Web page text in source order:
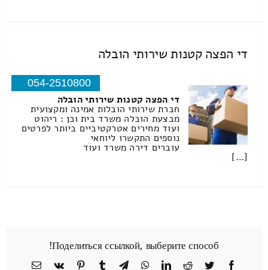
די הפצה קטנות שירותי הובלה
054-2510800
די הפצה קטנות שירותי הובלה
חברת שירותי הובלות אמינה ומקצועית
מבצעת הובלה משרד בית וכן : ריהוט
ועוד מחירים אטרקטיביים ביותר לפרטים
נוספים התקשרו ליוחאי
עוברים דירה משרד ועוד
[…]
Поделиться ссылкой, выберите способ!
Facebook
Twitter
Reddit
LinkedIn
WhatsApp
Telegram
Tumblr
Pinterest
Vk
כתובת